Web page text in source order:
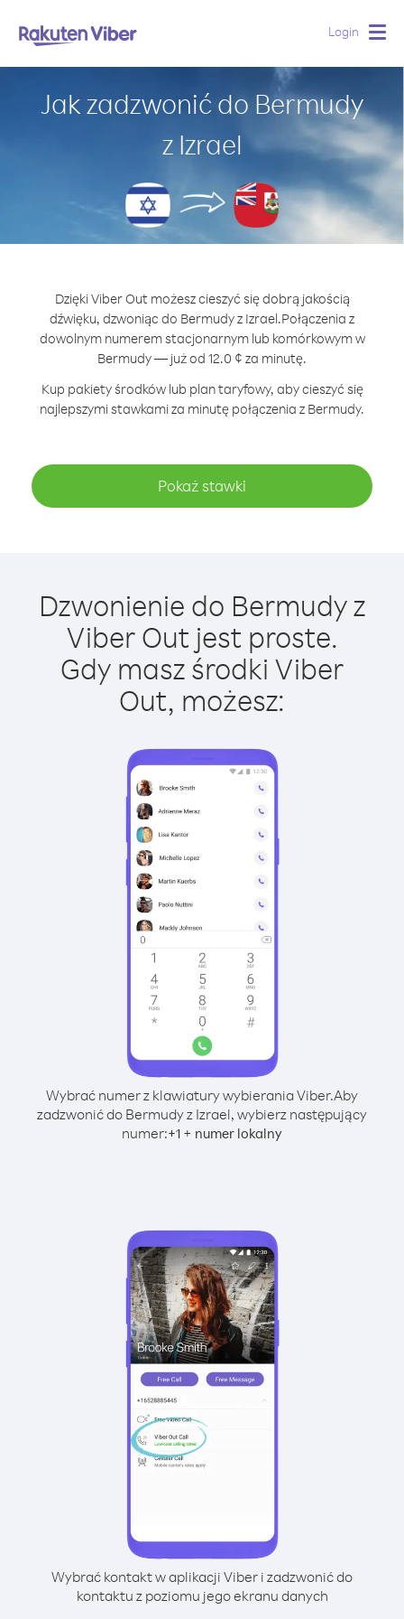
Login
Jak zadzwonić do Bermudy
z Izrael
Dzięki Viber Out możesz cieszyć się dobrą jakością
dźwięku, dzwoniąc do Bermudy z Izrael.Połączenia z
dowolnym numerem stacjonarnym lub komórkowym w
Bermudy — już od 12.0 ¢ za minutę.
Kup pakiety środków lub plan taryfowy, aby cieszyć się
najlepszymi stawkami za minutę połączenia z Bermudy.
Pokaż stawki
Dzwonienie do Bermudy z
Viber Out jest proste.
Gdy masz środki Viber
Out, możesz:
Wybrać numer z klawiatury wybierania Viber.Aby
zadzwonić do Bermudy z Izrael, wybierz następujący
numer:+1 + numer lokalny
Wybrać kontakt w aplikacji Viber i zadzwonić do
kontaktu z poziomu jego ekranu danych